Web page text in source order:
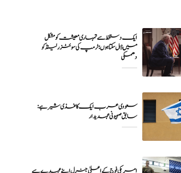
ایک دستخط سے تمہاری معیشت کو مشکل
میں ڈال سکتا ہوں؛ ٹرمپ کی سوئٹزرلینڈ کو
دھمکی
سعودی عرب ایک کاغذی شیر ہے:
سابق صہیونی عہدیدار
امریکی فوج کے اعلیٰ جنرل اپنے عہدے سے